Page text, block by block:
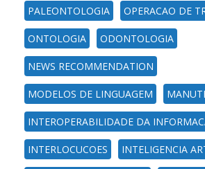
PALEONTOLOGIA OPERACAO DE
ONTOLOGIA ODONTOLOGIA
NEWS RECOMMENDATION
MODELOS DE LINGUAGEM
INTEROPERABILIDADE DA
INTERLOCUCOES INTELIGENCIA